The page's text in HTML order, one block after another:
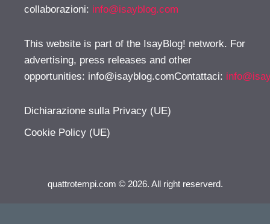
collaborazioni: info@isayblog.com
This website is part of the IsayBlog! network. For
advertising, press releases and other
opportunities: info@isayblog.comContattaci:
Dichiarazione sulla Privacy (UE)
Cookie Policy (UE)
quattrotempi.com © 2026. All right reserverd.